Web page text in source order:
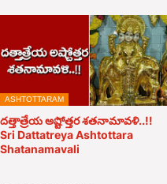
ASHTOTTARAM
దత్తాత్రేయ అష్టోత్తర శతనామావళి..!!
Sri Dattatreya Ashtottara
Shatanamavali